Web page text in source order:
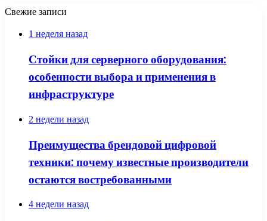
Свежие записи
1 неделя назад
Стойки для серверного оборудования:
особенности выбора и применения в
инфраструктуре
2 недели назад
Преимущества брендовой цифровой
техники: почему известные производители
остаются востребованными
4 недели назад